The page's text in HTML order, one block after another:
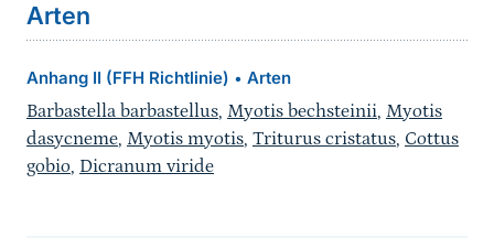
Arten
Anhang II (FFH Richtlinie) • Arten
Barbastella barbastellus, Myotis bechsteinii, Myotis
dasycneme, Myotis myotis, Triturus cristatus, Cottus
gobio, Dicranum viride